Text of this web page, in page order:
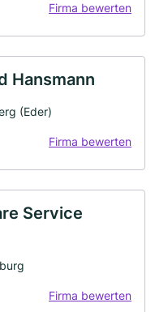
Firma bewerten
Hansmann
(Eder)
Firma bewerten
Service
Firma bewerten